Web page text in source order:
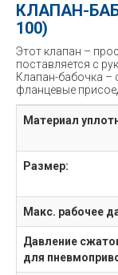
КЛАПАН-
100)
Этот клапан –
поставляется с
Клапан-бабочка –
фланцевые
Материал
Размер:
Макс. рабочее
Давление
для